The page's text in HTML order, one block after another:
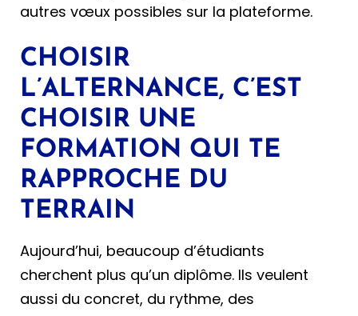
autres vœux possibles sur la plateforme.
CHOISIR
L’ALTERNANCE, C’EST
CHOISIR UNE
FORMATION QUI TE
RAPPROCHE DU
TERRAIN
Aujourd’hui, beaucoup d’étudiants
cherchent plus qu’un diplôme. Ils veulent
aussi du concret, du rythme, des